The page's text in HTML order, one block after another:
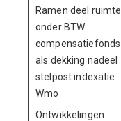
Ramen deel ruimte
onder BTW
compensatiefonds
als dekking nadeel
stelpost indexatie
Wmo
Ontwikkelingen